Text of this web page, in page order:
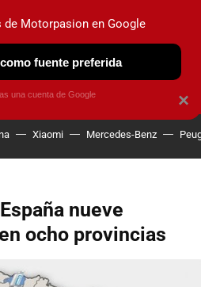
OBSERVATORIO
Xiaomi Mercedes-Benz
nueve
ocho provincias
×
de Motorpasion en Google
fuente preferida
una cuenta de Google